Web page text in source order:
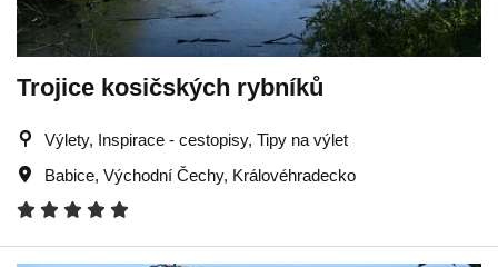
Trojice kosičských rybníků
Výlety, Inspirace - cestopisy, Tipy na výlet
Babice, Východní Čechy, Královéhradecko